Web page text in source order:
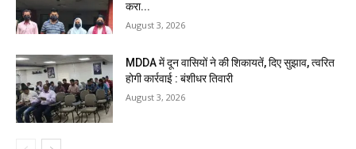
करा...
August 3, 2026
MDDA में दून वासियों ने की शिकायतें, दिए सुझाव, त्वरित
होगी कार्रवाई : बंशीधर तिवारी
August 3, 2026